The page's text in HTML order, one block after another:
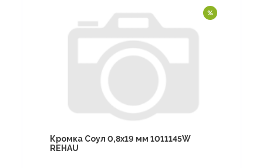
Кромка Соул 0,8х19 мм 1011145W
REHAU